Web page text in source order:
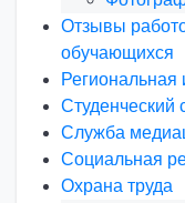
Отзывы
обучающихся
Студенческий
Служба
Социальная
Охрана труда